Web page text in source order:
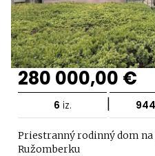
280 000,00 €
6 iz. | 944
Priestranný rodinný dom
Ružomberku